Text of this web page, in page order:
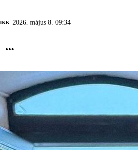
2026. május 8. 09:34